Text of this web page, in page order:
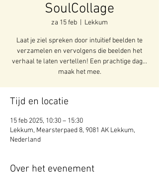
SoulCollage
za 15 feb Lekkum
Laat je ziel spreken door intuïtief beelden te
verzamelen en vervolgens die beelden het
verhaal te laten vertellen! Een prachtige dag...
maak het mee.
Tijd en locatie
15 feb 2025, 10:30 – 15:30
Lekkum, Mearsterpaed 8, 9081 AK Lekkum,
Nederland
Over het evenement